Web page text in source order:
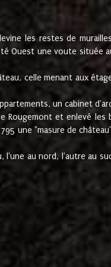
les restes de
Ouest une voute située
celle menant aux
un cabinet
Rougemont et enlevé les
une "masure de
au nord, l'autre au